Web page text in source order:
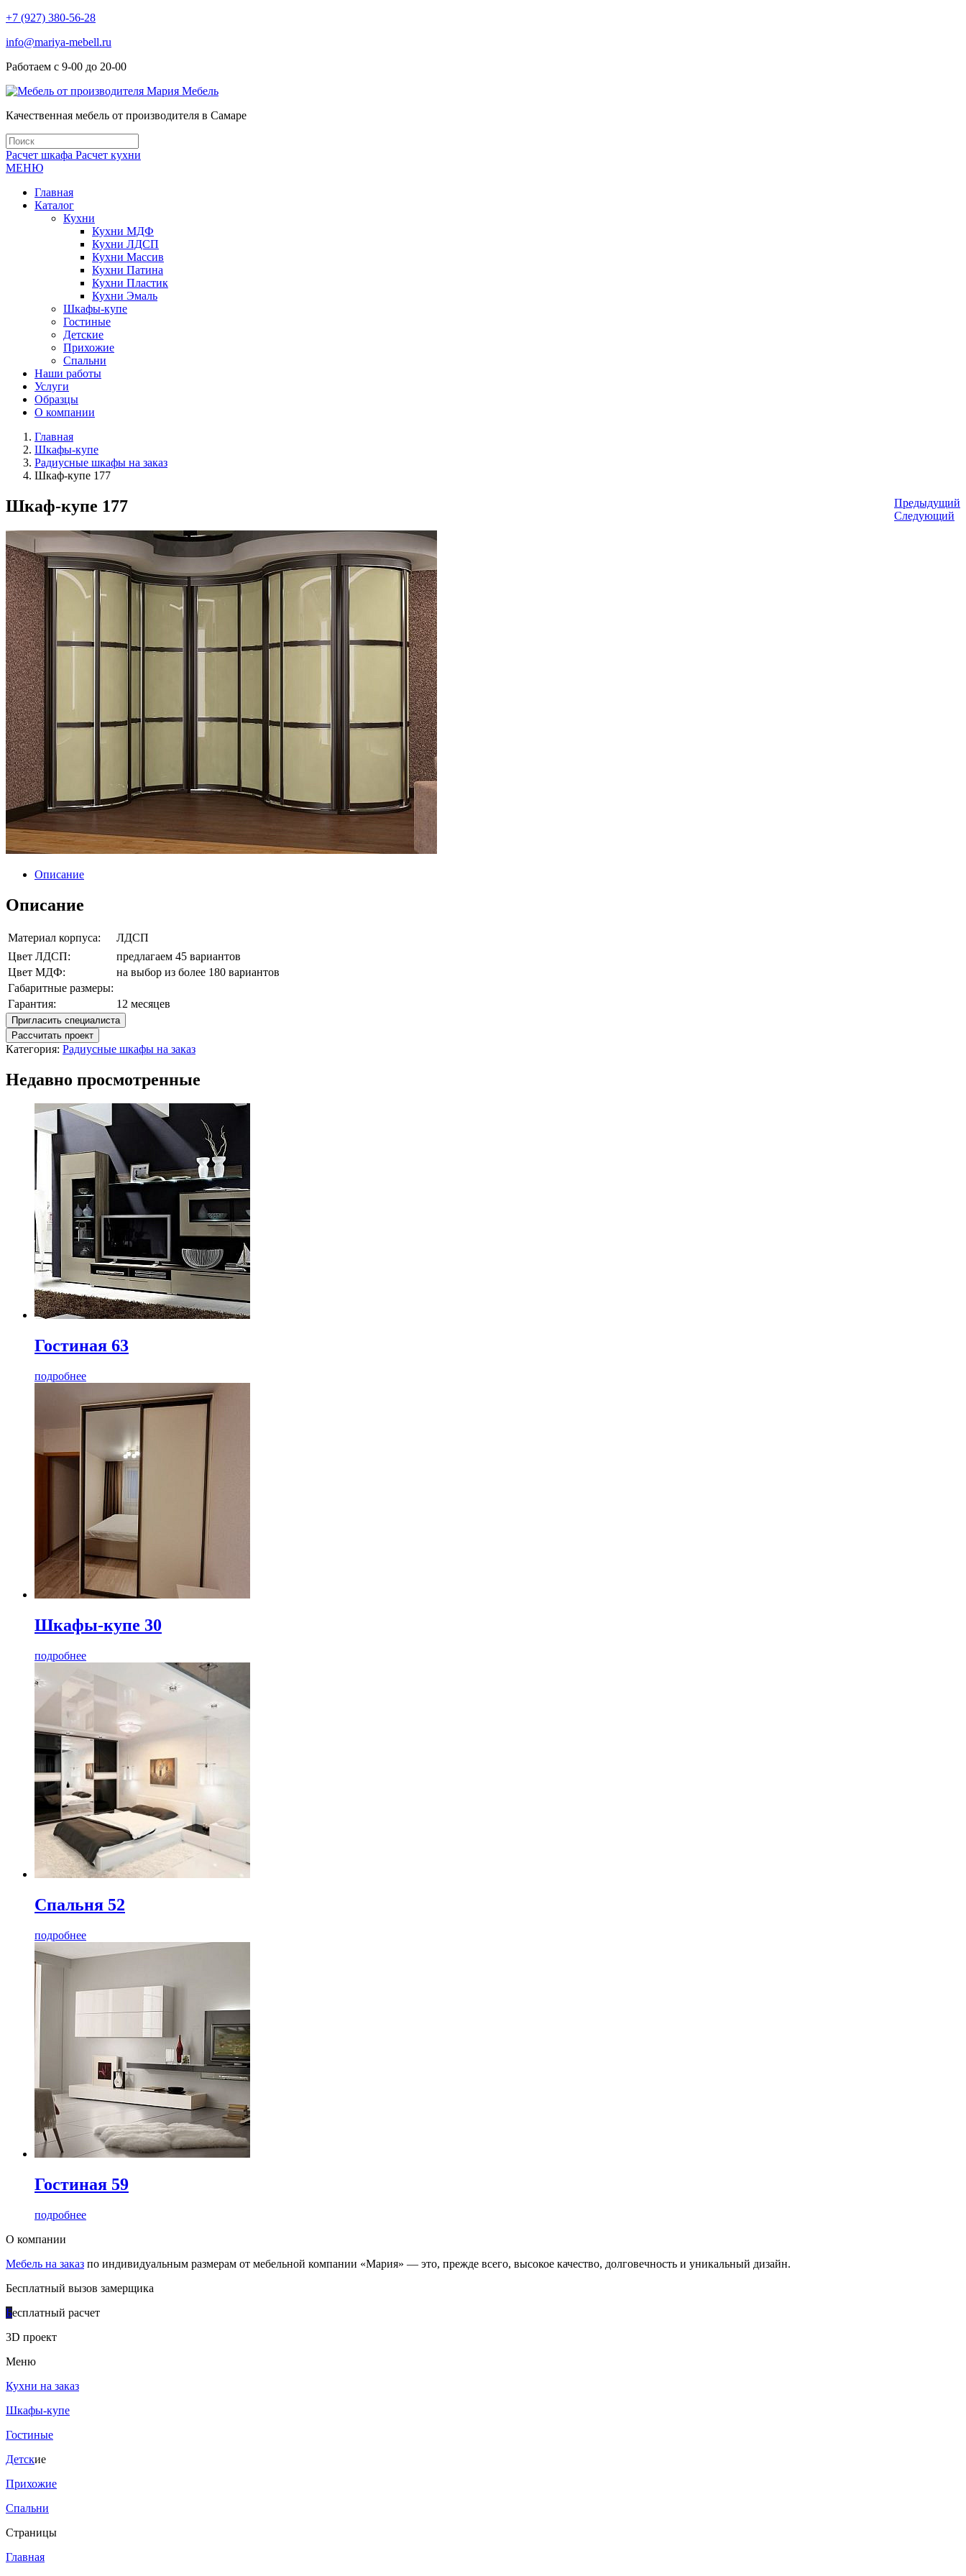
+7 (927) 380-56-28
info@mariya-mebell.ru
Работаем с 9-00 до 20-00
Качественная мебель от производителя в Самаре
Расчет шкафа Расчет кухни
МЕНЮ
Главная
Каталог
Кухни
Кухни МДФ
Кухни ЛДСП
Кухни Массив
Кухни Патина
Кухни Пластик
Кухни Эмаль
Шкафы-купе
Гостиные
Детские
Прихожие
Спальни
Наши работы
Услуги
Образцы
О компании
Главная
Шкафы-купе
Радиусные шкафы на заказ
Шкаф-купе 177
Предыдущий
Следующий
Шкаф-купе 177
Описание
Описание
Материал корпуса:
ЛДСП
Цвет ЛДСП:
предлагаем 45 вариантов
Цвет МДФ:
на выбор из более 180 вариантов
Габаритные размеры:
Гарантия:
12 месяцев
Пригласить специалиста
Рассчитать проект
Категория: Радиусные шкафы на заказ
Недавно просмотренные
Гостиная 63
подробнее
Шкафы-купе 30
подробнее
Спальня 52
подробнее
Гостиная 59
подробнее
О компании
Мебель на заказ по индивидуальным размерам от мебельной компании «Мария» — это, прежде всего, высокое качество, долговечность и уникальный дизайн.
Бесплатный вызов замерщика
Бесплатный расчет
3D проект
Меню
Кухни на заказ
Шкафы-купе
Гостиные
Детские
Прихожие
Спальни
Страницы
Главная